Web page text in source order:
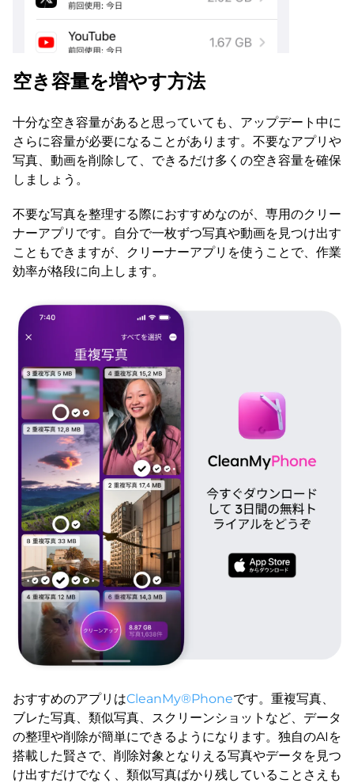
空き容量を増やす方法
十分な空き容量があると思っていても、アップデート中に
さらに容量が必要になることがあります。不要なアプリや
写真、動画を削除して、できるだけ多くの空き容量を確保
しましょう。
不要な写真を整理する際におすすめなのが、専用のクリー
ナーアプリです。自分で一枚ずつ写真や動画を見つけ出す
こともできますが、クリーナーアプリを使うことで、作業
効率が格段に向上します。
おすすめのアプリはCleanMy®Phoneです。重複写真、
ブレた写真、類似写真、スクリーンショットなど、データ
の整理や削除が簡単にできるようになります。独自のAIを
搭載した賢さで、削除対象となりえる写真やデータを見つ
け出すだけでなく、類似写真ばかり残していることさえも